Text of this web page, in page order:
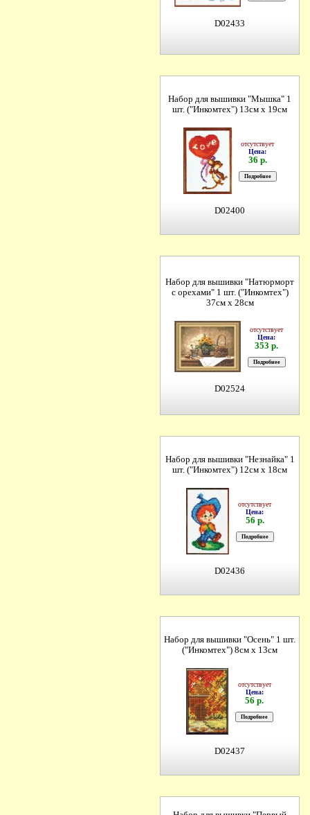
D02433
Набор для вышивки "Мышка" 1
шт. ("Инкомтех") 13см х 19см
отсутствует
Цена:
36 р.
D02400
Набор для вышивки "Натюрморт
с орехами" 1 шт. ("Инкомтех")
37см х 28см
отсутствует
Цена:
353 р.
D02524
Набор для вышивки "Незнайка" 1
шт. ("Инкомтех") 12см х 18см
отсутствует
Цена:
56 р.
D02436
Набор для вышивки "Осень" 1 шт.
("Инкомтех") 8см х 13см
отсутствует
Цена:
56 р.
D02437